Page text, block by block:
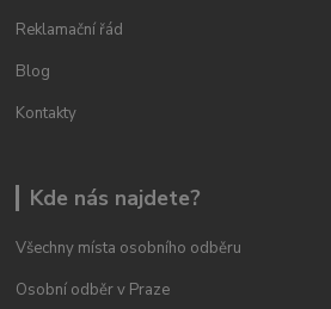
Reklamační řád
Blog
Kontakty
Kde nás najdete?
Všechny místa osobního odběru
Osobní odběr v Praze